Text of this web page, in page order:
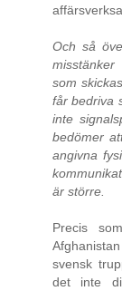
Och så
som
får bedriva
inte
bedömer
angivna
är större.
Precis
svensk
det inte